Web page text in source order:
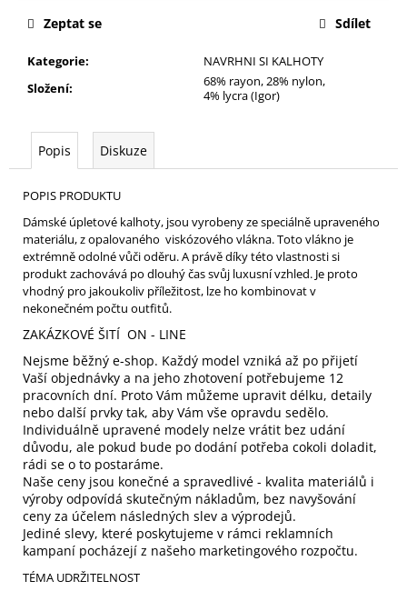
Kategorie:
NAVRHNI SI KALHOTY
Složení:
68% rayon, 28% nylon,
4% lycra (Igor)
Zeptat se Sdílet
Popis Diskuze
POPIS PRODUKTU
Dámské úpletové kalhoty, jsou vyrobeny ze speciálně upraveného
materiálu, z opalovaného viskózového vlákna. Toto vlákno je
extrémně odolné vůči oděru. A právě díky této vlastnosti si
produkt zachovává po dlouhý čas svůj luxusní vzhled. Je proto
vhodný pro jakoukoliv příležitost, lze ho kombinovat v
nekonečném počtu outfitů.
ZAKÁZKOVÉ ŠITÍ ON - LINE
Nejsme běžný e-shop. Každý model vzniká až po přijetí
Vaší objednávky a na jeho zhotovení potřebujeme 12
pracovních dní. Proto Vám můžeme upravit délku, detaily
nebo další prvky tak, aby Vám vše opravdu sedělo.
Individuálně upravené modely nelze vrátit bez udání
důvodu, ale pokud bude po dodání potřeba cokoli doladit,
rádi se o to postaráme.
Naše ceny jsou konečné a spravedlivé - kvalita materiálů i
výroby odpovídá skutečným nákladům, bez navyšování
ceny za účelem následných slev a výprodejů.
Jediné slevy, které poskytujeme v rámci reklamních
kampaní pocházejí z našeho marketingového rozpočtu.
TÉMA UDRŽITELNOST